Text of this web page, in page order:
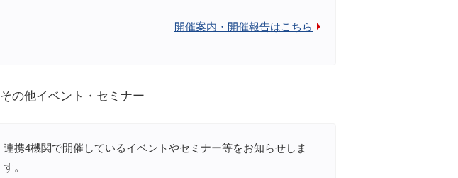
開催案内・開催報告はこちら
その他イベント・セミナー
連携4機関で開催しているイベントやセミナー等をお知らせしま
す。